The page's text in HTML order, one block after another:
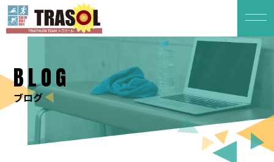
BLOG
ブログ